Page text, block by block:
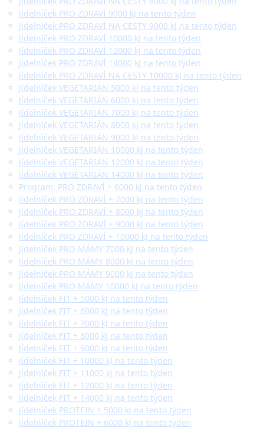
Jídelníček PRO ZDRAVÍ 9000 kJ na tento týden
Jídelníček PRO ZDRAVÍ NA CESTY 9000 kJ na tento týden
Jídelníček PRO ZDRAVÍ 10000 kJ na tento týden
Jídelníček PRO ZDRAVÍ 12000 kJ na tento týden
Jídelníček PRO ZDRAVÍ 14000 kJ na tento týden
Jídelníček PRO ZDRAVÍ NA CESTY 10000 kJ na tento týden
Jídelníček VEGETARIÁN 5000 kJ na tento týden
Jídelníček VEGETARIÁN 6000 kJ na tento týden
Jídelníček VEGETARIÁN 7000 kJ na tento týden
Jídelníček VEGETARIÁN 8000 kJ na tento týden
Jídelníček VEGETARIÁN 9000 kJ na tento týden
Jídelníček VEGETARIÁN 10000 kJ na tento týden
Jídelníček VEGETARIÁN 12000 kJ na tento týden
Jídelníček VEGETARIÁN 14000 kJ na tento týden
Program: PRO ZDRAVÍ + 6000 kJ na tento týden
Jídelníček PRO ZDRAVÍ + 7000 kJ na tento týden
Jídelníček PRO ZDRAVÍ + 8000 kJ na tento týden
Jídelníček PRO ZDRAVÍ + 9000 kJ na tento týden
Jídelníček PRO ZDRAVÍ + 10000 kJ na tento týden
Jídelníček PRO MÁMY 7000 kJ na tento týden
Jídelníček PRO MÁMY 8000 kJ na tento týden
Jídelníček PRO MÁMY 9000 kJ na tento týden
Jídelníček PRO MÁMY 10000 kJ na tento týden
Jídelníček FIT + 5000 kJ na tento týden
Jídelníček FIT + 6000 kJ na tento týden
Jídelníček FIT + 7000 kJ na tento týden
Jídelníček FIT + 8000 kJ na tento týden
Jídelníček FIT + 9000 kJ na tento týden
Jídelníček FIT + 10000 kJ na tento týden
Jídelníček FIT + 11000 kJ na tento týden
Jídelníček FIT + 12000 kJ na tento týden
Jídelníček FIT + 14000 kJ na tento týden
Jídelníček PROTEIN + 5000 kJ na tento týden
Jídelníček PROTEIN + 6000 kJ na tento týden